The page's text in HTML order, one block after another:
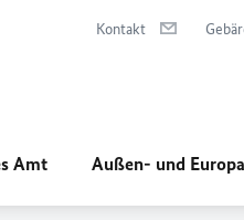
Kontakt
Amt Außen- und